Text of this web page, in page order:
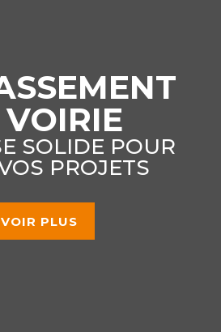
VOIRIE
SOLIDE POUR
PROJETS
VOIR PLUS